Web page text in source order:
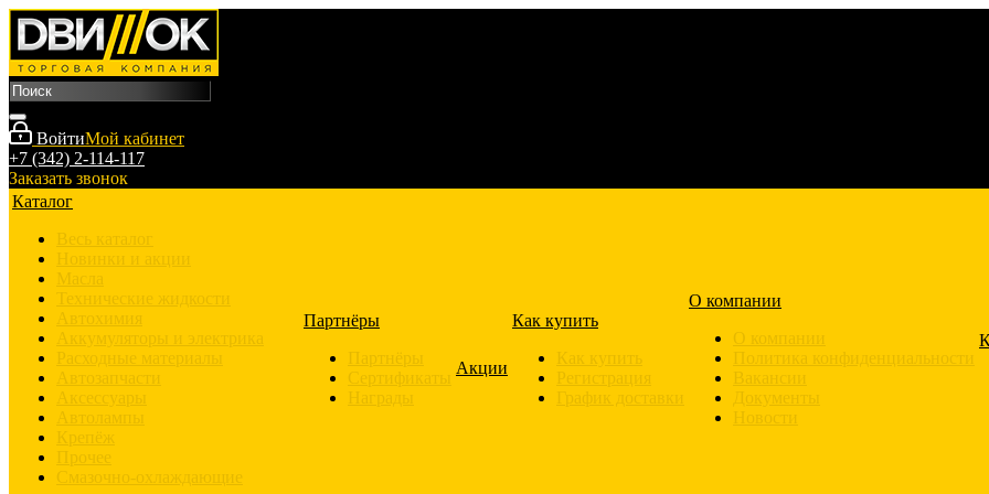
ВойтиМой кабинет
+7 (342) 2-114-117
Заказать звонок
Каталог
Весь каталог
Новинки и акции
Масла
Технические жидкости
Автохимия
Аккумуляторы и электрика
Расходные материалы
Автозапчасти
Аксессуары
Автолампы
Крепёж
Прочее
Смазочно-охлаждающие
Партнёры
Партнёры
Сертификаты
Награды
Акции
Как купить
Как купить
Регистрация
График доставки
О компании
О компании
Политика конфиденциальности
Вакансии
Документы
Новости